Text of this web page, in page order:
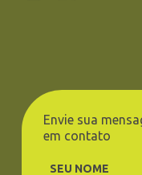
Envie sua
em contato
SEU NOME